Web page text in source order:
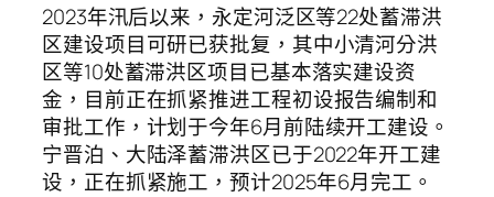
2023年汛后以来，永定河泛区等22处蓄滞洪
区建设项目可研已获批复，其中小清河分洪
区等10处蓄滞洪区项目已基本落实建设资
金，目前正在抓紧推进工程初设报告编制和
审批工作，计划于今年6月前陆续开工建设。
宁晋泊、大陆泽蓄滞洪区已于2022年开工建
设，正在抓紧施工，预计2025年6月完工。